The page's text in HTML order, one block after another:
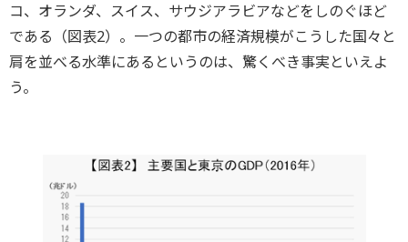
コ、オランダ、スイス、サウジアラビアなどをしのぐほど
である（図表2）。一つの都市の経済規模がこうした国々と
肩を並べる水準にあるというのは、驚くべき事実といえよ
う。